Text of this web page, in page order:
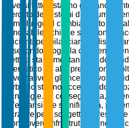
Diversi fattori stanno guidando
mercato dei sistemi di accumulo
primo luogo, il cambiamento
rinnovabile richiede soluzioni di
efficienti per bilanciare le
In secondo luogo, la crescente
elettrici sta alimentando la
energetico ad alte prestazioni.
governative e gli incentivi volti a
carbonio stanno accelerando
tecnologie. Di conseguenza, il
un'espansione significativa,
lucrative per i soggetti interessati
promuovere infrastrutture